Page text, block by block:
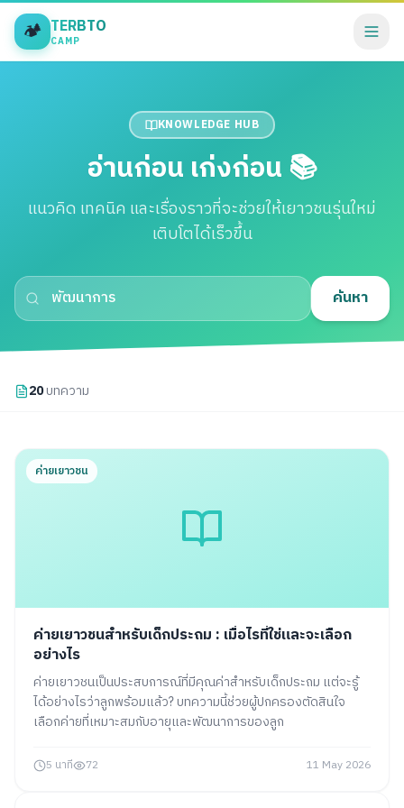
🏕️ TERBTO
CAMP
KNOWLEDGE HUB
อ่านก่อน เก่งก่อน 📚
แนวคิด เทคนิค และเรื่องราวที่จะช่วยให้เยาวชนรุ่นใหม่
เติบโตได้เร็วขึ้น
ค้นหา
20บทความ
ค่ายเยาวชน
ค่ายเยาวชนสำหรับเด็กประถม : เมื่อไรที่ใช่และจะเลือก
อย่างไร
ค่ายเยาวชนเป็นประสบการณ์ที่มีคุณค่าสำหรับเด็กประถม แต่จะรู้
ได้อย่างไรว่าลูกพร้อมแล้ว? บทความนี้ช่วยผู้ปกครองตัดสินใจ
เลือกค่ายที่เหมาะสมกับอายุและพัฒนาการของลูก
5 นาที 72 11 May 2026